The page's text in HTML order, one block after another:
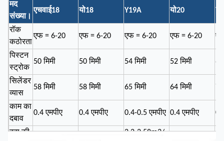
मद
संख्या।
एचवाई18 यो18 Y19A यो20
रॉक
कठोरता
एफ = 6-20 एफ = 6-20 एफ = 6-20 एफ = 6-20
पिस्टन
स्ट्रोक
50 मिमी 50 मिमी 54 मिमी 52 मिमी 64
सिलेंडर
व्यास
58 मिमी 58 मिमी 65 मिमी 64 मिमी
काम का
दबाव
0.4 एमपीए 0.4 एमपीए 0.4-0.5 एमपीए 0.4 एमपीए
हवा की
2.2-2.58m3/